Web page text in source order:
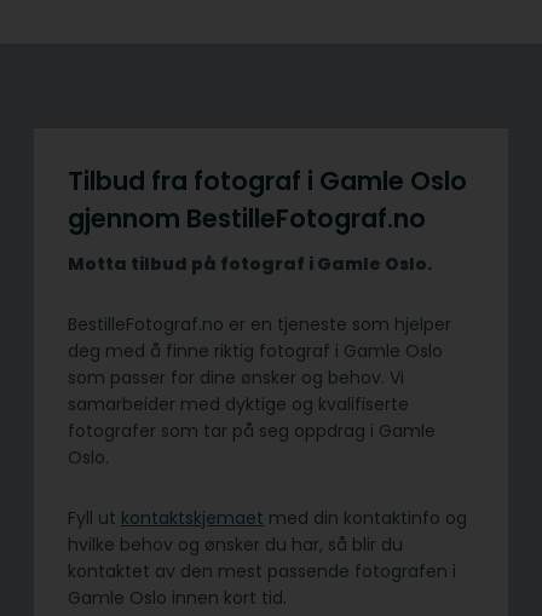
Tilbud fra fotograf i Gamle Oslo
gjennom BestilleFotograf.no
Motta tilbud på fotograf i Gamle Oslo.
BestilleFotograf.no er en tjeneste som hjelper
deg med å finne riktig fotograf i Gamle Oslo
som passer for dine ønsker og behov. Vi
samarbeider med dyktige og kvalifiserte
fotografer som tar på seg oppdrag i Gamle
Oslo.
Fyll ut kontaktskjemaet med din kontaktinfo og
hvilke behov og ønsker du har, så blir du
kontaktet av den mest passende fotografen i
Gamle Oslo innen kort tid.